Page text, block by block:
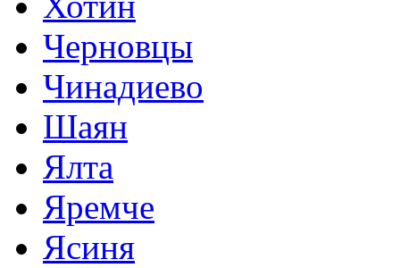
Черновцы
Чинадиево
Шаян
Ялта
Яремче
Ясиня